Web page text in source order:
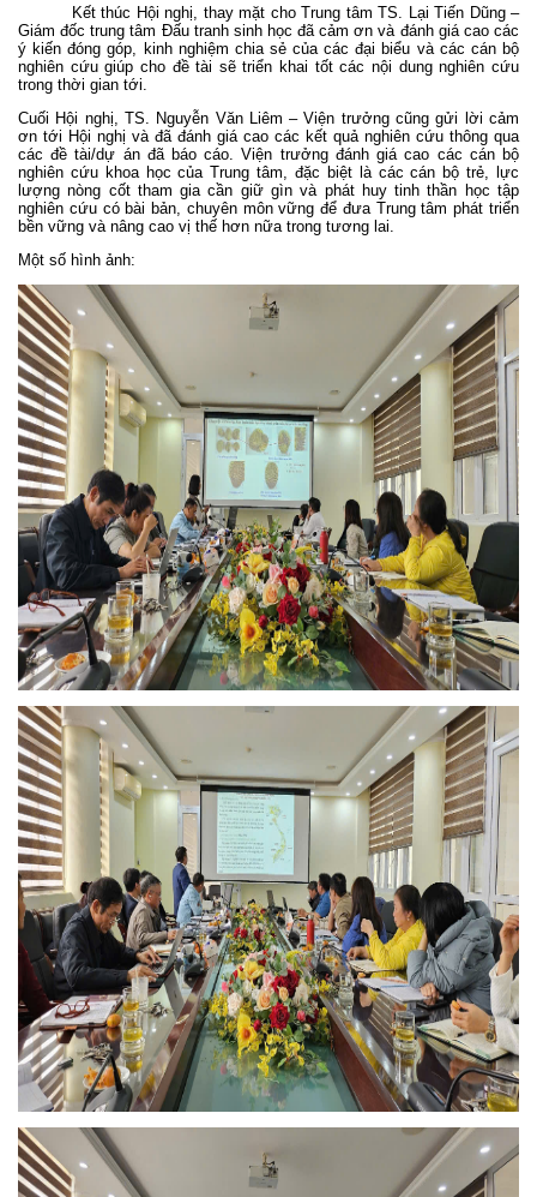
Kết thúc Hội nghị, thay mặt cho Trung tâm TS. Lại Tiến Dũng –
Giám đốc trung tâm Đấu tranh sinh học đã cảm ơn và đánh giá cao các
ý kiến đóng góp, kinh nghiệm chia sẻ của các đại biểu và các cán bộ
nghiên cứu giúp cho đề tài sẽ triển khai tốt các nội dung nghiên cứu
trong thời gian tới.
Cuối Hội nghị, TS. Nguyễn Văn Liêm – Viện trưởng cũng gửi lời cảm
ơn tới Hội nghị và đã đánh giá cao các kết quả nghiên cứu thông qua
các đề tài/dự án đã báo cáo. Viện trưởng đánh giá cao các cán bộ
nghiên cứu khoa học của Trung tâm, đặc biệt là các cán bộ trẻ, lực
lượng nòng cốt tham gia cần giữ gìn và phát huy tinh thần học tập
nghiên cứu có bài bản, chuyên môn vững để đưa Trung tâm phát triển
bền vững và nâng cao vị thế hơn nữa trong tương lai.
Một số hình ảnh: